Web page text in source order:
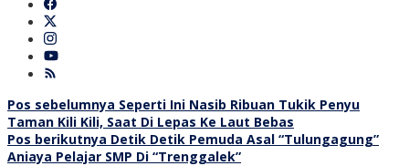
Navigasi
pos
Pos sebelumnya Seperti Ini Nasib Ribuan Tukik Penyu
Taman Kili Kili, Saat Di Lepas Ke Laut Bebas
Pos berikutnya Detik Detik Pemuda Asal “Tulungagung”
Aniaya Pelajar SMP Di “Trenggalek”